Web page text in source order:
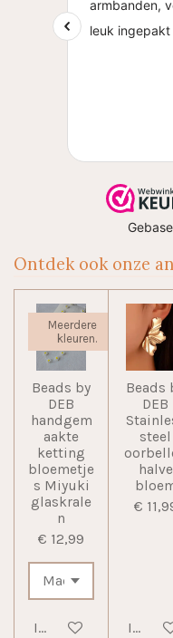
Ontdek ook onze
Meerdere
kleuren.
Beads by
DEB
handgem
aakte
ketting
bloemetje
s Miyuki
glaskrale
n
€ 12,99
In winkelwagen
Beads
DEB
steel
halve
€
In